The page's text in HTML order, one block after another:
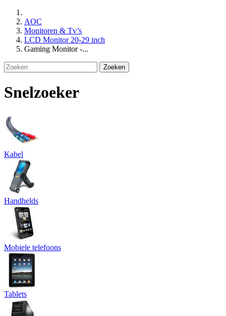
AOC
Monitoren & Tv’s
LCD Monitor 20-29 inch
Gaming Monitor -...
Zoeken
Snelzoeker
Kabel
Handhelds
Mobiele telefoons
Tablets